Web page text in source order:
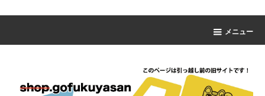
メニュー